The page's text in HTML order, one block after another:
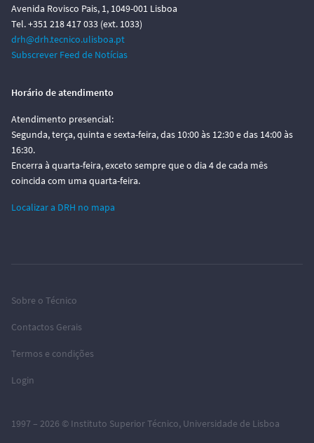
Avenida Rovisco Pais, 1, 1049-001 Lisboa
Tel. +351 218 417 033 (ext. 1033)
drh@drh.tecnico.ulisboa.pt
Subscrever Feed de Notícias
Horário de atendimento
Atendimento presencial:
Segunda, terça, quinta e sexta-feira, das 10:00 às 12:30 e das 14:00 às
16:30.
Encerra à quarta-feira, exceto sempre que o dia 4 de cada mês
coincida com uma quarta-feira.
Localizar a DRH no mapa
Sobre o Técnico
Contactos Gerais
Termos e condições
Login
1997 – 2026 © Instituto Superior Técnico, Universidade de Lisboa